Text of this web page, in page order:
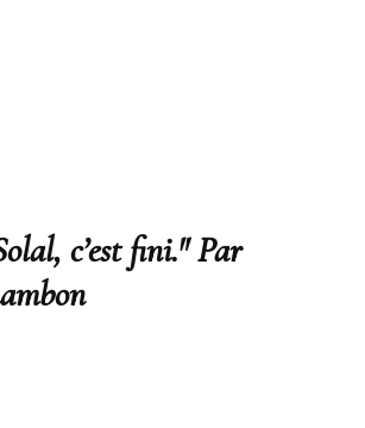
c’est fini." Par